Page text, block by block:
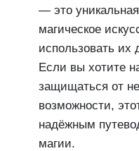
— это
магическое
использовать их
Если вы хотите
защищаться от
возможности,
надёжным
магии.